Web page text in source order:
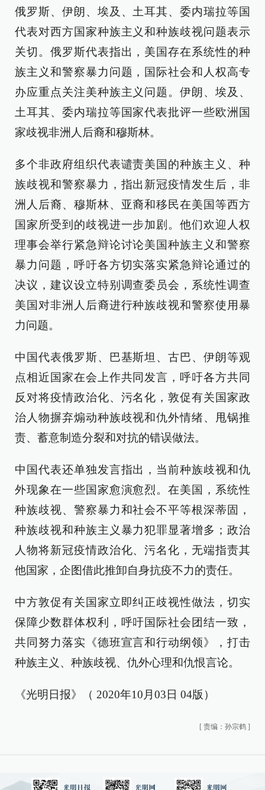
俄罗斯、伊朗、埃及、土耳其、委内瑞拉等国
代表对西方国家种族主义和种族歧视问题表示
关切。俄罗斯代表指出，美国存在系统性的种
族主义和警察暴力问题，国际社会和人权高专
办应重点关注美种族主义问题。伊朗、埃及、
土耳其、委内瑞拉等国家代表批评一些欧洲国
家歧视非洲人后裔和穆斯林。
多个非政府组织代表谴责美国的种族主义、种
族歧视和警察暴力，指出新冠疫情发生后，非
洲人后裔、穆斯林、亚裔和移民在美国等西方
国家所受到的歧视进一步加剧。他们欢迎人权
理事会举行紧急辩论讨论美国种族主义和警察
暴力问题，呼吁各方切实落实紧急辩论通过的
决议，建议设立特别调查委员会，系统性调查
美国对非洲人后裔进行种族歧视和警察使用暴
力问题。
中国代表俄罗斯、巴基斯坦、古巴、伊朗等观
点相近国家在会上作共同发言，呼吁各方共同
反对将疫情政治化、污名化，敦促有关国家政
治人物摒弃煽动种族歧视和仇外情绪、甩锅推
责、蓄意制造分裂和对抗的错误做法。
中国代表还单独发言指出，当前种族歧视和仇
外现象在一些国家愈演愈烈。在美国，系统性
种族歧视、警察暴力和社会不平等根深蒂固，
种族歧视和种族主义暴力犯罪显著增多；政治
人物将新冠疫情政治化、污名化，无端指责其
他国家，企图借此推卸自身抗疫不力的责任。
中方敦促有关国家立即纠正歧视性做法，切实
保障少数群体权利，呼吁国际社会团结一致，
共同努力落实《德班宣言和行动纲领》，打击
种族主义、种族歧视、仇外心理和仇恨言论。
《光明日报》（ 2020年10月03日 04版）
[ 责编：孙宗鹤 ]